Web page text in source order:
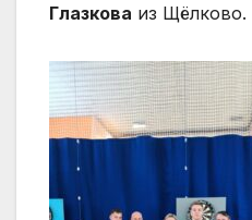
Глазкова из Щёлково.